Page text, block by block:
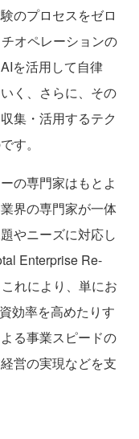
のプロセスをゼロ
オペレーションの
を活用して自律
く、さらに、その
集・活用するテク
す。
の専門家はもとよ
界の専門家が一体
やニーズに対応し
Enterprise Re-
れにより、単にお
効率を高めたりす
る事業スピードの
営の実現などを支